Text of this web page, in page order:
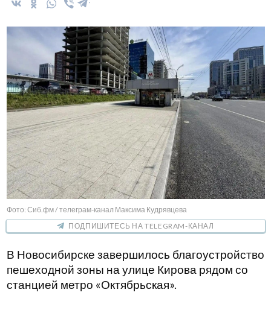
Фото: Сиб.фм / телеграм-канал Максима Кудрявцева
ПОДПИШИТЕСЬ НА TELEGRAM-КАНАЛ
В Новосибирске завершилось благоустройство
пешеходной зоны на улице Кирова рядом со
станцией метро «Октябрьская».